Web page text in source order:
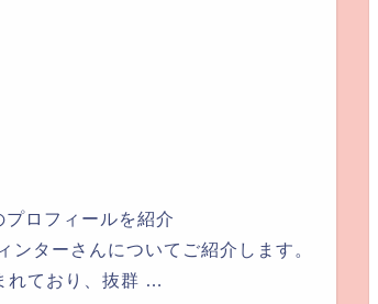
ロフィールを紹介
ターさんについてご紹介します。
れており、抜群 …